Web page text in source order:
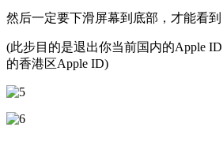
然后一定要下滑屏幕到底部，才能看到
(此步目的是退出你当前国内的Apple
的香港区Apple ID)